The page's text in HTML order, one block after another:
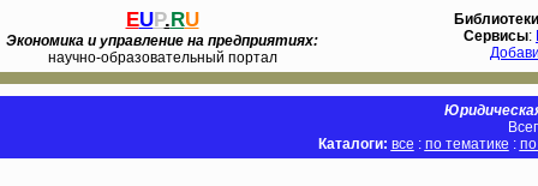
EUP.RU
Экономика и управление на предприятиях:
научно-образовательный портал
Библиотеки
Сервисы:
Каталоги: все : по тематике :